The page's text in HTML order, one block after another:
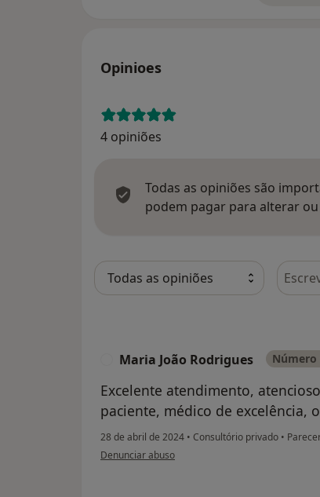
Opinioes
4 opiniões
Todas as opiniões são
podem pagar para alterar
Maria João Rodrigues
Excelente atendimento,
paciente, médico de excelência,
28 de abril de 2024 • Consultório privado •
na opinião do utilizador Maria João Rodrigues
Denunciar abuso